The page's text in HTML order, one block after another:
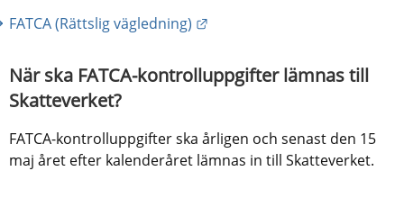
FATCA (Rättslig vägledning)
När ska FATCA-kontrolluppgifter lämnas till
Skatteverket?
FATCA-kontrolluppgifter ska årligen och senast den 15
maj året efter kalenderåret lämnas in till Skatteverket.